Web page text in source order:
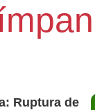
Ruptura de